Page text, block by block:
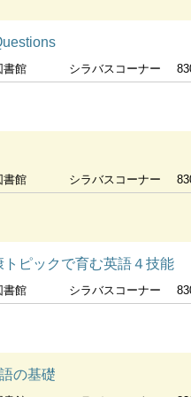
書館 シラバスコーナー
書館 シラバスコーナー
ピックで育む英語４技能
書館 シラバスコーナー
の基礎